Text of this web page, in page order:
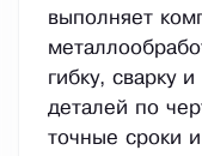
выполняет
гибку, сварку
деталей по
точные сроки